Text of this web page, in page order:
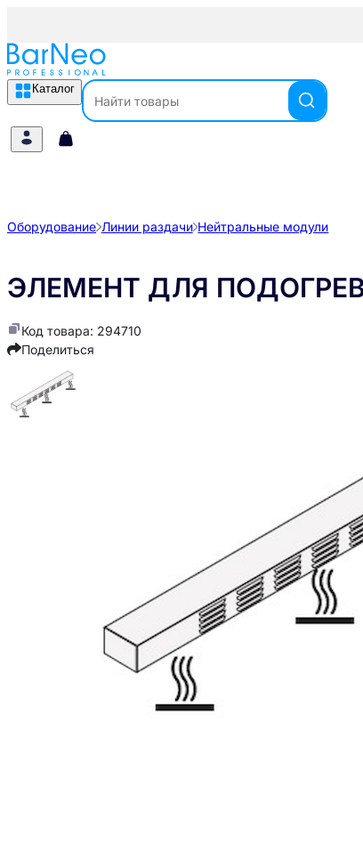
Каталог
Оборудование Линии раздачи Нейтральные модули
ЭЛЕМЕНТ ДЛЯ ПОДОГРЕВА
Код товара: 294710
Поделиться